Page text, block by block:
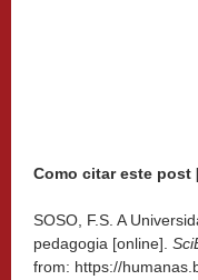
Como citar este post
SOSO, F.S. A
pedagogia [online].
from: https://